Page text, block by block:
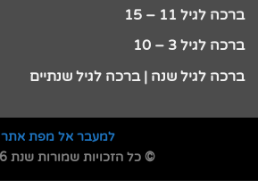
ברכה לגיל 11 – 15
ברכה לגיל 3 – 10
ברכה לגיל שנה | ברכה לגיל שנתיים
למעבר אל מפת אתר
© כל הזכויות שמורות שנת 2026 ©